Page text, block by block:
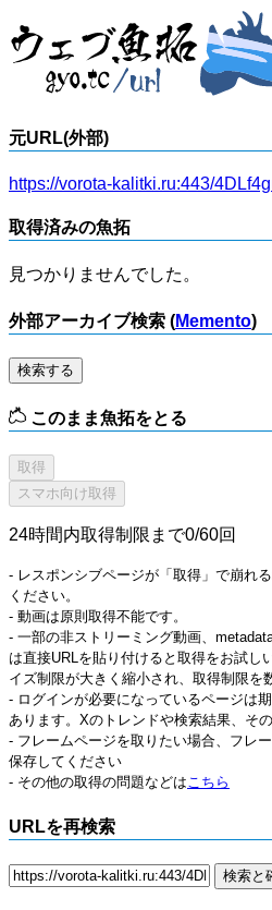
元URL(外部)
https://vorota-kalitki.ru:443/
取得済みの魚拓
見つかりませんでした。
外部アーカイブ検索 (Memento)
検索する
このまま魚拓をとる
24時間内取得制限まで0/60回
- レスポンシブページが「取得」で崩れ
ください。
- 動画は原則取得不能です。
- 一部の非ストリーミング動画、
は直接URLを貼り付けると取得をお試し
イズ制限が大きく縮小され、取得制限を
- ログインが必要になっているページは
あります。Xのトレンドや検索結果、その
- フレームページを取りたい場合、フレ
保存してください
- その他の取得の問題などはこちら
URLを再検索